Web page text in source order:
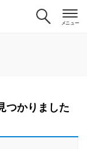
つかりました